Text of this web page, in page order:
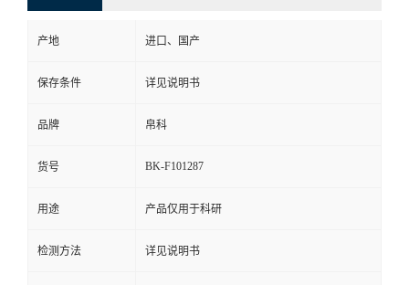
产地 进口、国产
保存条件 详见说明书
品牌 帛科
货号 BK-F101287
用途 产品仅用于科研
检测方法 详见说明书